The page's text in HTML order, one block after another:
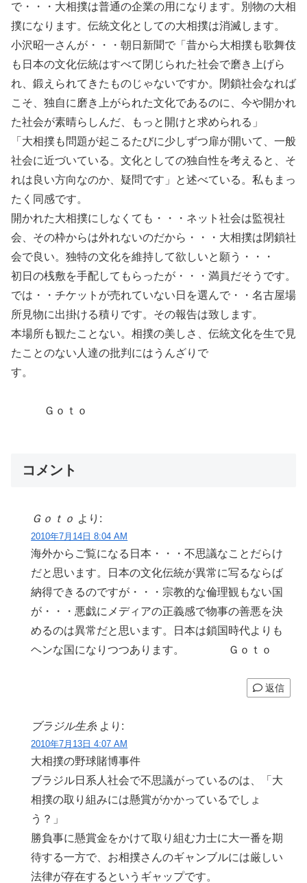
で・・・大相撲は普通の企業の用になります。別物の大相
撲になります。伝統文化としての大相撲は消滅します。
小沢昭一さんが・・・朝日新聞で「昔から大相撲も歌舞伎
も日本の文化伝統はすべて閉じられた社会で磨き上げら
れ、鍛えられてきたものじゃないですか。閉鎖社会なれば
こそ、独自に磨き上がられた文化であるのに、今や開かれ
た社会が素晴らしんだ、もっと開けと求められる」
「大相撲も問題が起こるたびに少しずつ扉が開いて、一般
社会に近づいている。文化としての独自性を考えると、そ
れは良い方向なのか、疑問です」と述べている。私もまっ
たく同感です。
開かれた大相撲にしなくても・・・ネット社会は監視社
会、その枠からは外れないのだから・・・大相撲は閉鎖社
会で良い。独特の文化を維持して欲しいと願う・・・
初日の桟敷を手配してもらったが・・・満員だそうです。
では・・チケットが売れていない日を選んで・・名古屋場
所見物に出掛ける積りです。その報告は致します。
本場所も観たことない。相撲の美しさ、伝統文化を生で見
たことのない人達の批判にはうんざりで
す。
Ｇｏｔｏ
コメント
Ｇｏｔｏ より:
2010年7月14日 8:04 AM
海外からご覧になる日本・・・不思議なことだらけ
だと思います。日本の文化伝統が異常に写るならば
納得できるのですが・・・宗教的な倫理観もない国
が・・・悪戯にメディアの正義感で物事の善悪を決
めるのは異常だと思います。日本は鎖国時代よりも
ヘンな国になりつつあります。 Ｇｏｔｏ
返信
ブラジル生糸 より:
2010年7月13日 4:07 AM
大相撲の野球賭博事件
ブラジル日系人社会で不思議がっているのは、「大
相撲の取り組みには懸賞がかかっているでしょ
う？」
勝負事に懸賞金をかけて取り組む力士に大一番を期
待する一方で、お相撲さんのギャンブルには厳しい
法律が存在するというギャップです。